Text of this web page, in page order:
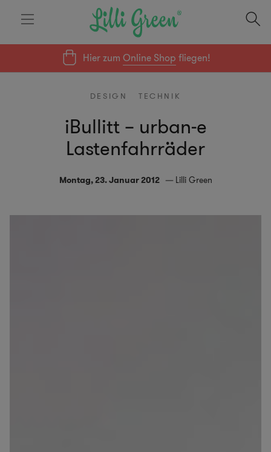
Hier zumOnline Shop fliegen!
DESIGN TECHNIK
iBullitt – urban-e
Lastenfahrräder
Montag, 23. Januar 2012 Lilli Green